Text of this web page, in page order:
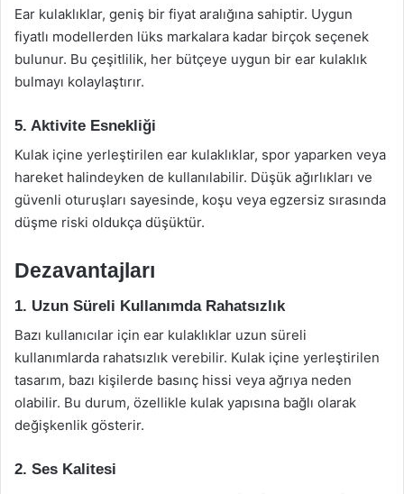
Ear kulaklıklar, geniş bir fiyat aralığına sahiptir. Uygun
fiyatlı modellerden lüks markalara kadar birçok seçenek
bulunur. Bu çeşitlilik, her bütçeye uygun bir ear kulaklık
bulmayı kolaylaştırır.
5. Aktivite Esnekliği
Kulak içine yerleştirilen ear kulaklıklar, spor yaparken veya
hareket halindeyken de kullanılabilir. Düşük ağırlıkları ve
güvenli oturuşları sayesinde, koşu veya egzersiz sırasında
düşme riski oldukça düşüktür.
Dezavantajları
1. Uzun Süreli Kullanımda Rahatsızlık
Bazı kullanıcılar için ear kulaklıklar uzun süreli
kullanımlarda rahatsızlık verebilir. Kulak içine yerleştirilen
tasarım, bazı kişilerde basınç hissi veya ağrıya neden
olabilir. Bu durum, özellikle kulak yapısına bağlı olarak
değişkenlik gösterir.
2. Ses Kalitesi